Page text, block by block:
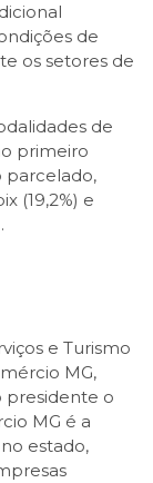
de
os setores de
de
primeiro
parcelado,
(19,2%) e
e Turismo
MG,
presidente o
MG é a
estado,